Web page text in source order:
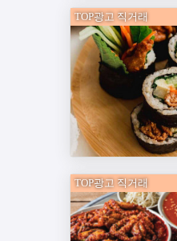
TOP광고 직거래
TOP광고 직거래